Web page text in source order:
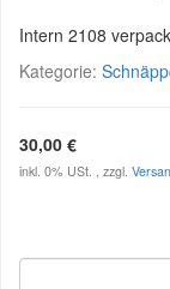
Intern 2108
Kategorie:
30,00 €
inkl. 0% USt. , zzgl.